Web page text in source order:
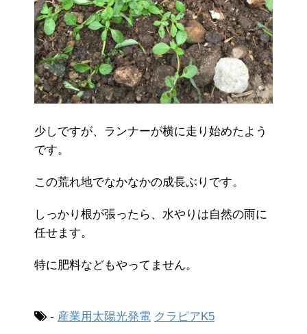
少しですが、ランナーが横に走り始めたよう
です。
この荒れ地でなかなかの成長ぶりです。
しっかり根が張ったら、水やりは自然の雨に
任せます。
特に肥料などもやってません。
- 産業用太陽光発電 クラピアK5